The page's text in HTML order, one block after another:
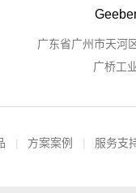
广东省广州市天河
广桥工
方案案例 服务支